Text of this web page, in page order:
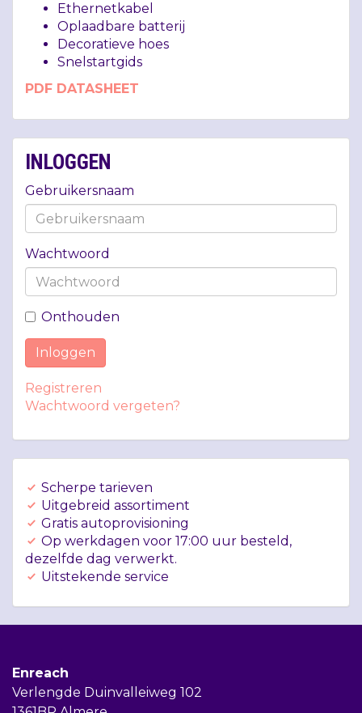
Ethernetkabel
Oplaadbare batterij
Decoratieve hoes
Snelstartgids
PDF DATASHEET
INLOGGEN
Gebruikersnaam
Wachtwoord
Onthouden
Inloggen
Registreren
Wachtwoord vergeten?
Scherpe tarieven
Uitgebreid assortiment
Gratis autoprovisioning
Op werkdagen voor 17:00 uur besteld,
dezelfde dag verwerkt.
Uitstekende service
Enreach
Verlengde Duinvalleiweg 102